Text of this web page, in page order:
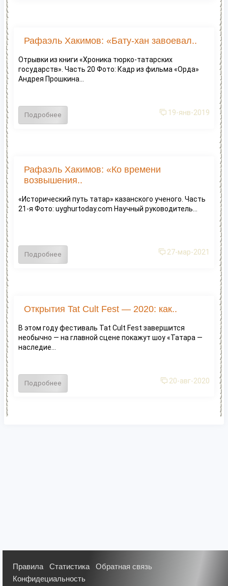
Рафаэль Хакимов: «Бату-хан завоевал..
Отрывки из книги «Хроника тюрко-татарских
государств». Часть 20 Фото: Кадр из фильма «Орда»
Андрея Прошкина...
Подробнее 19-янв-2019
Рафаэль Хакимов: «Ко времени
возвышения..
«Исторический путь татар» казанского ученого. Часть
21-я Фото: uyghurtoday.com Научный руководитель...
Подробнее 27-мар-2021
Открытия Tat Cult Fest — 2020: как..
В этом году фестиваль Tat Cult Fest завершится
необычно — на главной сцене покажут шоу «Татара —
наследие...
Подробнее 20-авг-2020
Правила Статистика
Обратная связь
Конфидециальность